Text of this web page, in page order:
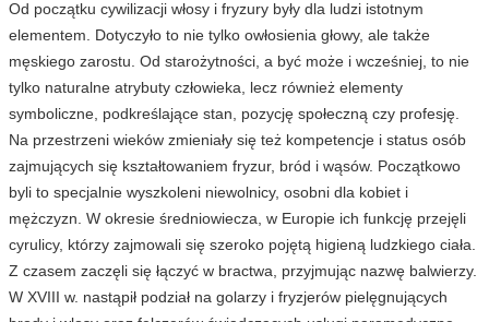
Od początku cywilizacji włosy i fryzury były dla ludzi istotnym
elementem. Dotyczyło to nie tylko owłosienia głowy, ale także
męskiego zarostu. Od starożytności, a być może i wcześniej, to nie
tylko naturalne atrybuty człowieka, lecz również elementy
symboliczne, podkreślające stan, pozycję społeczną czy profesję.
Na przestrzeni wieków zmieniały się też kompetencje i status osób
zajmujących się kształtowaniem fryzur, bród i wąsów. Początkowo
byli to specjalnie wyszkoleni niewolnicy, osobni dla kobiet i
mężczyzn. W okresie średniowiecza, w Europie ich funkcję przejęli
cyrulicy, którzy zajmowali się szeroko pojętą higieną ludzkiego ciała.
Z czasem zaczęli się łączyć w bractwa, przyjmując nazwę balwierzy.
W XVIII w. nastąpił podział na golarzy i fryzjerów pielęgnujących